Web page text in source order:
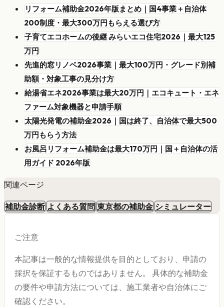
リフォーム補助金2026年版まとめ｜国4事業＋自治体
200制度・最大300万円もらえる選び方
子育てエコホームの後継 みらいエコ住宅2026｜最大125
万円
先進的窓リノベ2026事業｜最大100万円・グレード別補
助額・対象工事の見分け方
給湯省エネ2026事業は最大20万円｜エコキュート・エネ
ファーム対象機器と申請手順
太陽光発電の補助金2026｜国は終了、自治体で最大500
万円もらう方法
お風呂リフォーム補助金は最大170万円｜国＋自治体の活
用ガイド 2026年版
関連ページ
補助金診断 よくある質問 東京都の補助金 シミュレーター
ご注意
本記事は一般的な情報提供を目的としており、申請の
採択を保証するものではありません。 具体的な補助金
の要件や申請方法については、施工業者や自治体にご
確認ください。